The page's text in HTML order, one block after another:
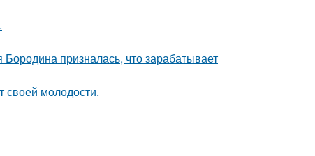
призналась, что зарабатывает
своей молодости.